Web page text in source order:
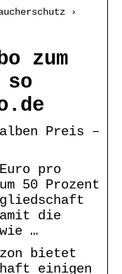
›
zum
Preis –
pro
50 Prozent
die
…
bietet
einigen